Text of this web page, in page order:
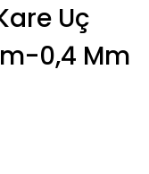
Uç
0,4 Mm